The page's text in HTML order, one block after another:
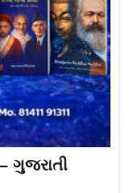
ગુજરાતી